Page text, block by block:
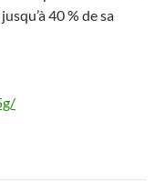
40 % de sa